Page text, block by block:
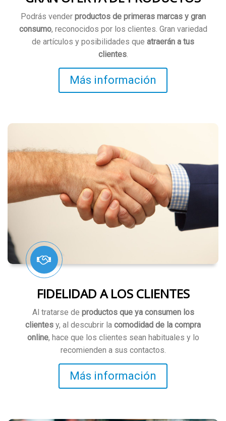
Podrás vender productos de primeras marcas y gran
consumo, reconocidos por los clientes. Gran variedad
de artículos y posibilidades que atraerán a tus
clientes.
Más información
FIDELIDAD A LOS CLIENTES
Al tratarse de productos que ya consumen los
clientes y, al descubrir la comodidad de la compra
online, hace que los clientes sean habituales y lo
recomienden a sus contactos.
Más información